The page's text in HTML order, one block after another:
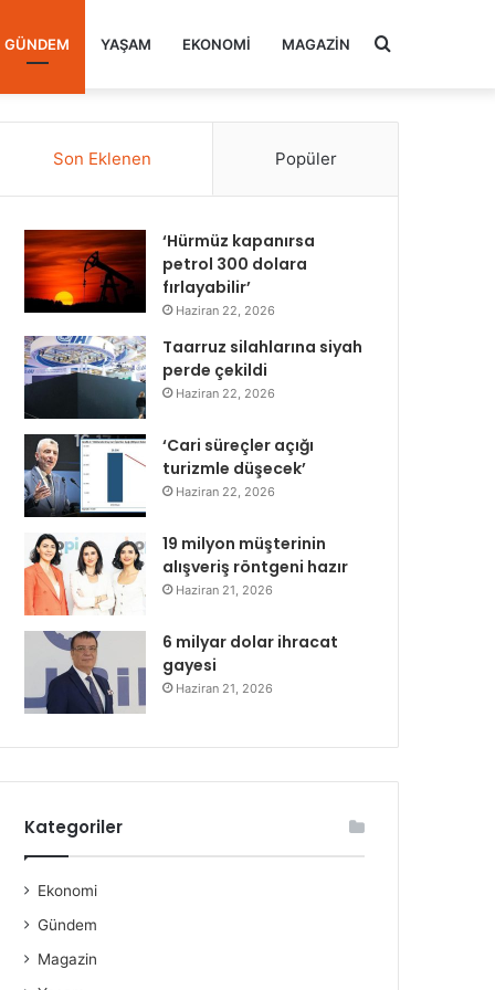
GÜNDEM YAŞAM EKONOMI MAGAZIN Arama
Son Eklenen Popüler
‘Hürmüz kapanırsa
petrol 300 dolara
fırlayabilir’
Haziran 22, 2026
Taarruz silahlarına siyah
perde çekildi
Haziran 22, 2026
‘Cari süreçler açığı
turizmle düşecek’
Haziran 22, 2026
19 milyon müşterinin
alışveriş röntgeni hazır
Haziran 21, 2026
6 milyar dolar ihracat
gayesi
Haziran 21, 2026
Kategoriler
Ekonomi
Gündem
Magazin